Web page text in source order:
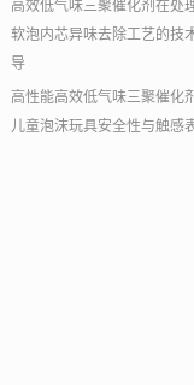
高效低气味三聚催化剂在处
软泡内芯异味去除工艺的技
导
高性能高效低气味三聚催化
儿童泡沫玩具安全性与触感